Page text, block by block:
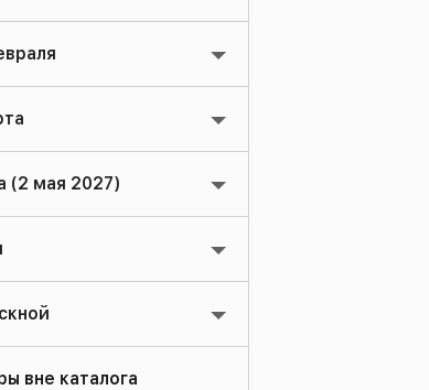
(2 мая 2027)
вне каталога